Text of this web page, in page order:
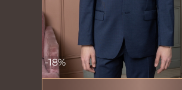
-18%